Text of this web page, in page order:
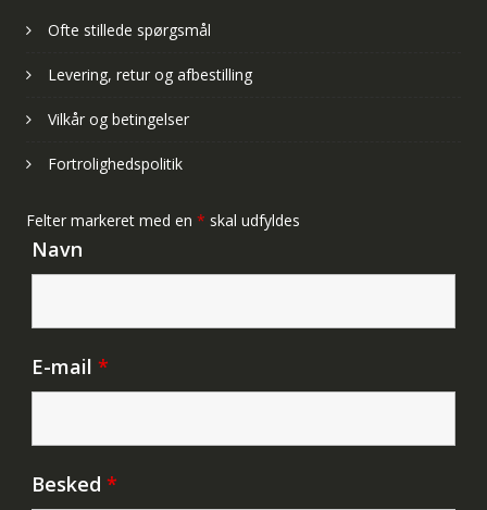
Ofte stillede spørgsmål
Levering, retur og afbestilling
Vilkår og betingelser
Fortrolighedspolitik
Felter markeret med en * skal udfyldes
Navn
E-mail *
Besked *